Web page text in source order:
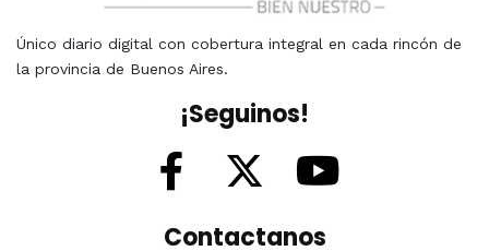
Único diario digital con cobertura integral en cada rincón de
la provincia de Buenos Aires.
¡Seguinos!
Contactanos